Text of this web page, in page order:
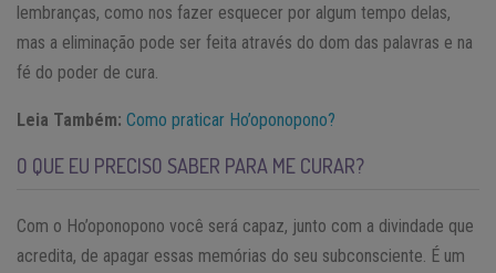
lembranças, como nos fazer esquecer por algum tempo delas,
mas a eliminação pode ser feita através do dom das palavras e na
fé do poder de cura.
Leia Também: Como praticar Ho’oponopono?
O QUE EU PRECISO SABER PARA ME CURAR?
Com o Ho’oponopono você será capaz, junto com a divindade que
acredita, de apagar essas memórias do seu subconsciente. É um